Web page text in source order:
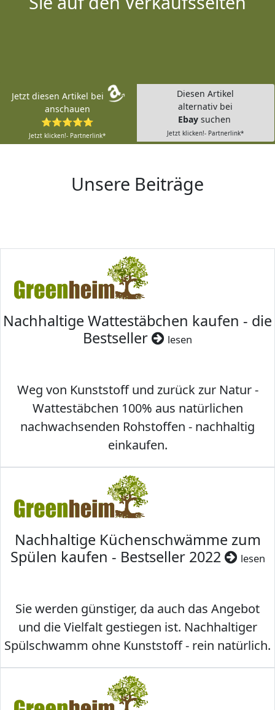
Jetzt diesen Artikel bei
anschauen
⭐⭐⭐⭐⭐
Jetzt klicken!- Partnerlink*
Diesen Artikel
alternativ bei
Ebay suchen
Jetzt klicken!- Partnerlink*
Unsere Beiträge
Nachhaltige Wattestäbchen kaufen - die
Bestseller
lesen
Weg von Kunststoff und zurück zur Natur -
Wattestäbchen 100% aus natürlichen
nachwachsenden Rohstoffen - nachhaltig
einkaufen.
Nachhaltige Küchenschwämme zum
Spülen kaufen - Bestseller 2022
lesen
Sie werden günstiger, da auch das Angebot
und die Vielfalt gestiegen ist. Nachhaltiger
Spülschwamm ohne Kunststoff - rein natürlich.